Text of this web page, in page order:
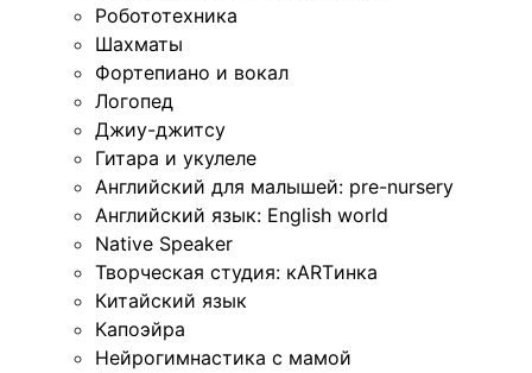
Робототехника
Шахматы
Фортепиано и вокал
Логопед
Джиу-джитсу
Гитара и укулеле
Английский для малышей: pre-nursery
Английский язык: English world
Native Speaker
Творческая студия: кARTинка
Китайский язык
Капоэйра
Нейрогимнастика с мамой